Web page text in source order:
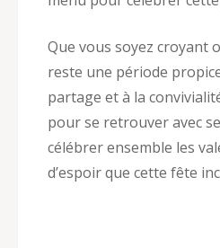
Que vous soyez croyant
reste une période
partage et à la
pour se retrouver avec
célébrer ensemble les
d’espoir que cette fête